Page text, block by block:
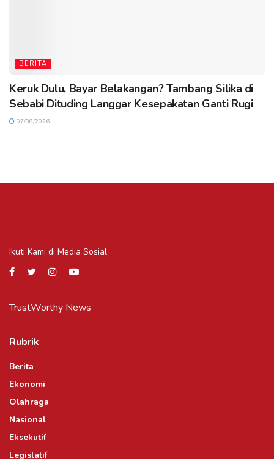
BERITA
Keruk Dulu, Bayar Belakangan? Tambang Silika di
Sebabi Dituding Langgar Kesepakatan Ganti Rugi
07/08/2026
Ikuti Kami di Media Sosial
TrustWorthy News
Rubrik
Berita
Ekonomi
Olahraga
Nasional
Eksekutif
Legislatif